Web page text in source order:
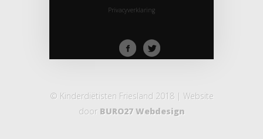
Privacyverklaring
© Kinderdiëtisten Friesland 2018 | Website
door BURO27 Webdesign